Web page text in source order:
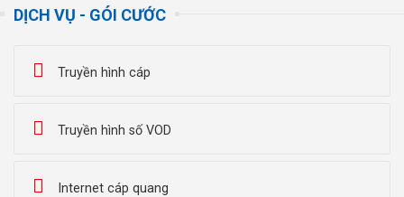
DỊCH VỤ - GÓI CƯỚC
Truyền hình cáp
Truyền hình số VOD
Internet cáp quang